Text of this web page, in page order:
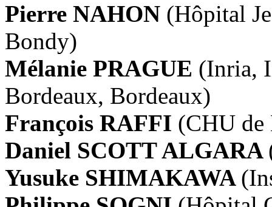
Pierre NAHON (Hôpital
Bondy)
Mélanie PRAGUE (Inria,
Bordeaux, Bordeaux)
François RAFFI (CHU de
Daniel SCOTT ALGARA
Yusuke SHIMAKAWA